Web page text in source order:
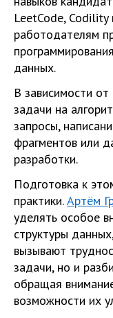
LeetCode, Codility
работодателям
данных.
В зависимости
задачи на
запросы,
фрагментов или
разработки.
Подготовка к
практики.Артём
уделять особое
структуры
вызывают
задачи, но и
обращая
возможности их